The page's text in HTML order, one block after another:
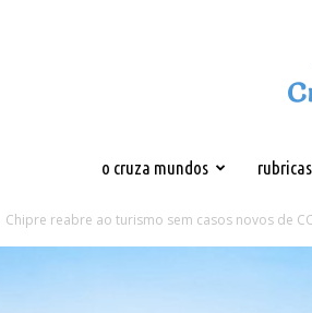
o cruza mundos rubricas
Chipre reabre ao turismo sem casos novos de